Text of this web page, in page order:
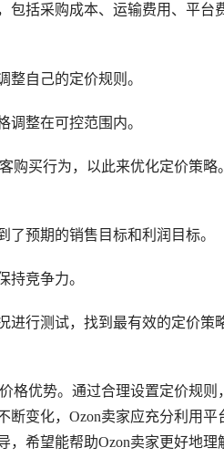
包括采购成本、运输费用、平台
整自己的定价规则。
调整在可控范围内。
购买行为，以此来优化定价策略
预期的销售目标和利润目标。
持竞争力。
进行测试，找到最有效的定价策
格优势。通过合理设置定价规则
断变化，Ozon卖家应充分利用平
，希望能帮助Ozon卖家更好地理